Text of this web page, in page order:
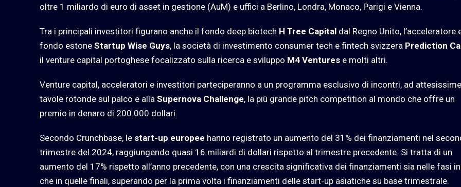
oltre 1 miliardo di euro di asset in gestione (AuM) e uffici a Berlino, Londra, Monaco, Parigi e Vienna.
Tra i principali investitori figurano anche il fondo deep biotech H Tree Capital dal Regno Unito, l’acceleratore
fondo estone Startup Wise Guys, la società di investimento consumer tech e fintech svizzera Prediction
il venture capital portoghese focalizzato sulla ricerca e sviluppo M4 Ventures e molti altri.
Venture capital, acceleratori e investitori parteciperanno a un programma esclusivo di incontri, ad attesissime
tavole rotonde sul palco e alla Supernova Challenge, la più grande pitch competition al mondo che offre un
premio in denaro di 200.000 dollari.
Secondo Crunchbase, le start-up europee hanno registrato un aumento del 31% dei finanziamenti nel
trimestre del 2024, raggiungendo quasi 16 miliardi di dollari rispetto al trimestre precedente. Si tratta di un
aumento del 17% rispetto all’anno precedente, con una crescita significativa dei finanziamenti sia nelle fasi
che in quelle finali, superando per la prima volta i finanziamenti delle start-up asiatiche su base trimestrale.